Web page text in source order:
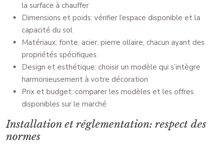
la surface à chauffer
Dimensions et poids: vérifier l’espace disponible et la
capacité du sol
Matériaux: fonte, acier, pierre ollaire, chacun ayant des
propriétés spécifiques
Design et esthétique: choisir un modèle qui s’intègre
harmonieusement à votre décoration
Prix et budget: comparer les modèles et les offres
disponibles sur le marché
Installation et réglementation: respect des
normes